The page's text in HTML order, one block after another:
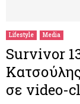
Lifestyle Media
Survivor
σε video-